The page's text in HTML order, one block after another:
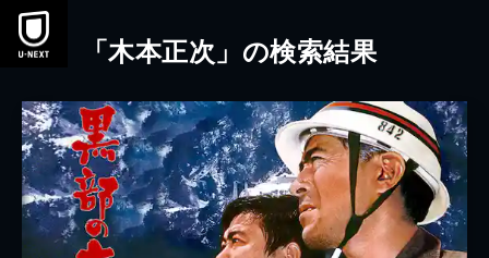
本文へスキップ
「木本正次」の検索結果